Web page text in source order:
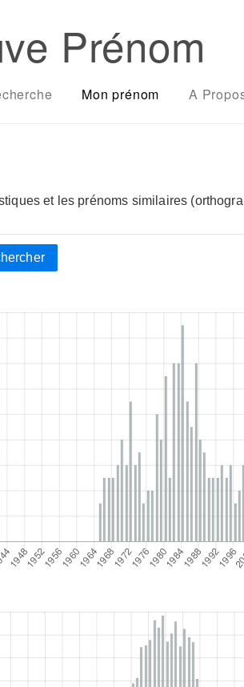
Prénom
Mon prénom A
et les prénoms similaires